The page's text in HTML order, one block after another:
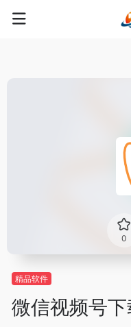
0
精品软件
微信视频号